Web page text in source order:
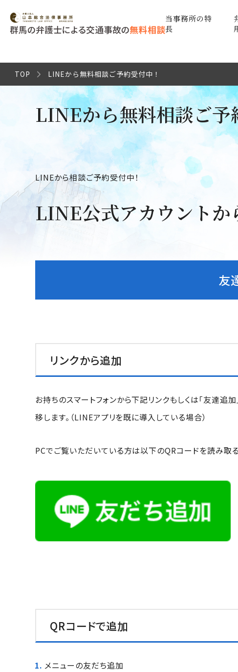
当事務所の特
長
TOP LINEから無料相談ご予約受付中！
LINEから無料相談ご予
LINEから相談ご予約受付中！
LINE公式アカウントか
友
リンクから追加
お持ちのスマートフォンから下記リンクもしくは「友達追
移します。（LINEアプリを既に導入している場合）
PCでご覧いただいている方は以下のQRコードを読み取
QRコードで追加
メニューの友だち追加